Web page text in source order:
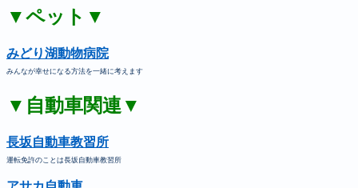
▼ペット▼
みどり湖動物病院
みんなが幸せになる方法を一緒に考えます
▼自動車関連▼
長坂自動車教習所
運転免許のことは長坂自動車教習所